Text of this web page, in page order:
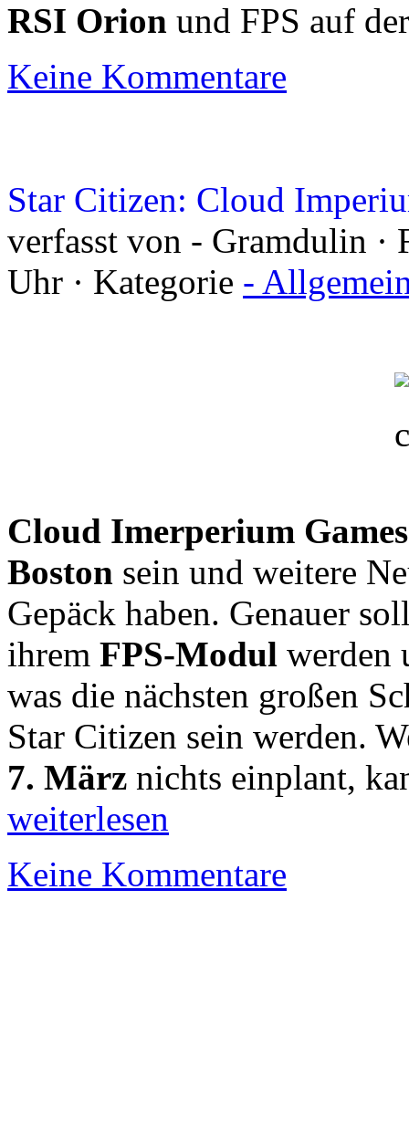
RSI Orion und FPS auf
Keine Kommentare
Star Citizen: Cloud
verfasst von - Gramdulin ·
Uhr · Kategorie -
Cloud Imerperium Games
Boston sein und weitere
Gepäck haben. Genauer
ihrem FPS-Modul werden
was die nächsten großen
Star Citizen sein werden.
7. März nichts einplant,
weiterlesen
Keine Kommentare